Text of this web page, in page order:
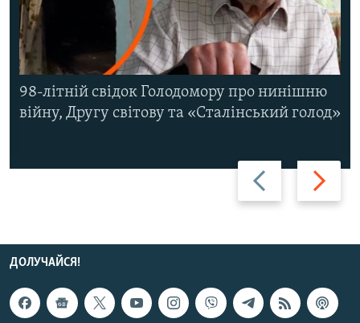
Назад Вперед
98-літній свідок Голодомору про нинішню
війну, Другу світову та «Сталінський голод»
ДОЛУЧАЙСЯ!